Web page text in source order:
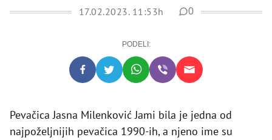
17.02.2023. 11:53h 0
PODELI:
Pevačica Jasna Milenković Jami bila je jedna od
najpoželjnijih pevačica 1990-ih, a njeno ime su